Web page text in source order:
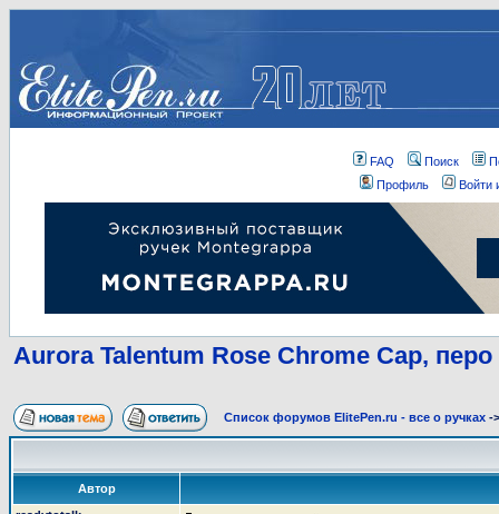
FAQ Поиск
Профиль
Войти
Aurora Talentum Rose Chrome Cap, перо
Список форумов ElitePen.ru - все о ручках -
Автор